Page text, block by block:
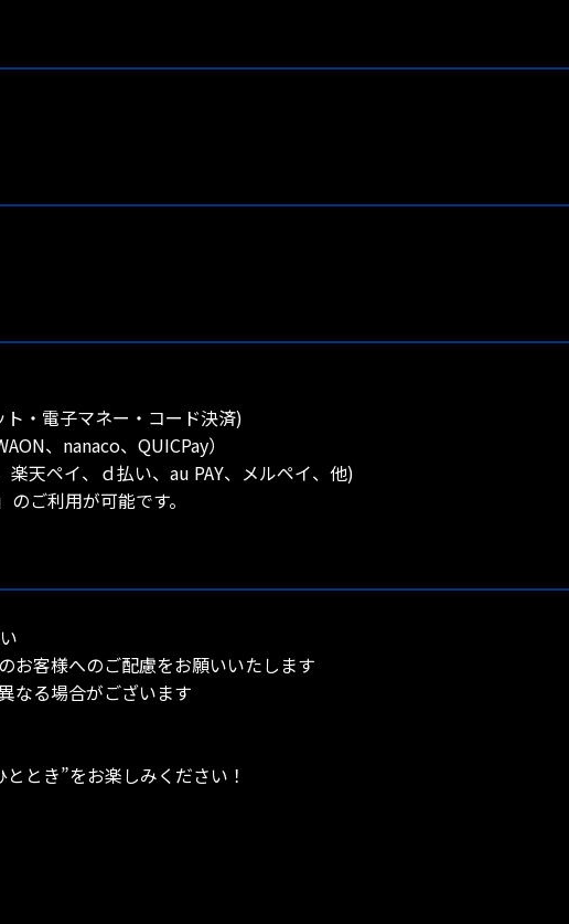
・電子マネー・コード決済)
、nanaco、QUICPay）
楽天ペイ、ｄ払い、au PAY、メルペイ、他)
ご利用が可能です。
お客様へのご配慮をお願いいたします
なる場合がございます
とき”をお楽しみください！